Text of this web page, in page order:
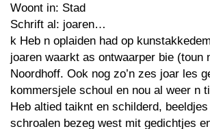
Woont in: Stad
Schrift al: joaren…
k Heb n oplaiden had op
joaren waarkt as ontwaarper bie (toun
Noordhoff. Ook nog zo’n zes joar les
kommersjele schoul en nou al weer n
Heb altied taiknt en schilderd,
schroalen bezeg west mit gedichtjes